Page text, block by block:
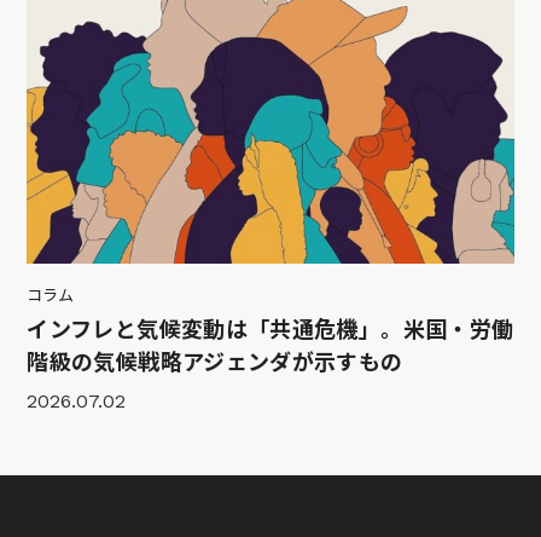
コラム
インフレと気候変動は「共通危機」。米国・労働
階級の気候戦略アジェンダが示すもの
2026.07.02